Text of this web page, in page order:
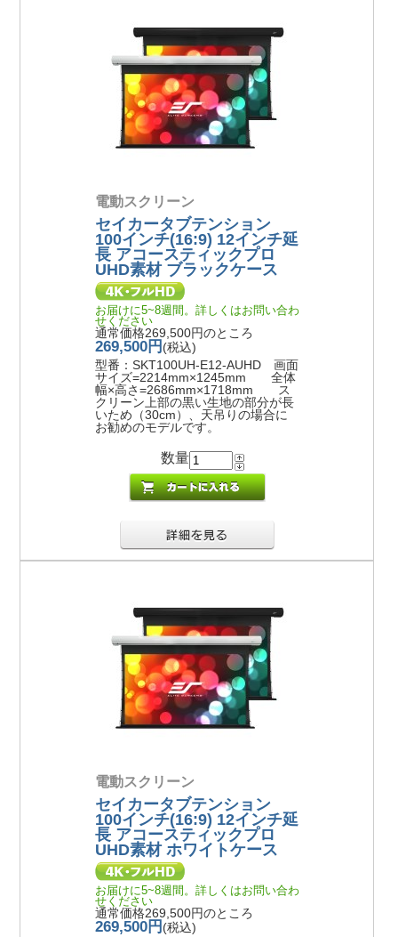
電動スクリーン
セイカータブテンション
100インチ(16:9) 12インチ延
長 アコースティックプロ
UHD素材 ブラックケース
お届けに5~8週間。詳しくはお問い合わ
せください
通常価格269,500円のところ
269,500円 (税込)
型番：SKT100UH-E12-AUHD 画面
サイズ=2214mm×1245mm 全体
幅×高さ=2686mm×1718mm ス
クリーン上部の黒い生地の部分が長
いため（30cm）、天吊りの場合に
お勧めのモデルです。
数量
電動スクリーン
セイカータブテンション
100インチ(16:9) 12インチ延
長 アコースティックプロ
UHD素材 ホワイトケース
お届けに5~8週間。詳しくはお問い合わ
せください
通常価格269,500円のところ
269,500円 (税込)